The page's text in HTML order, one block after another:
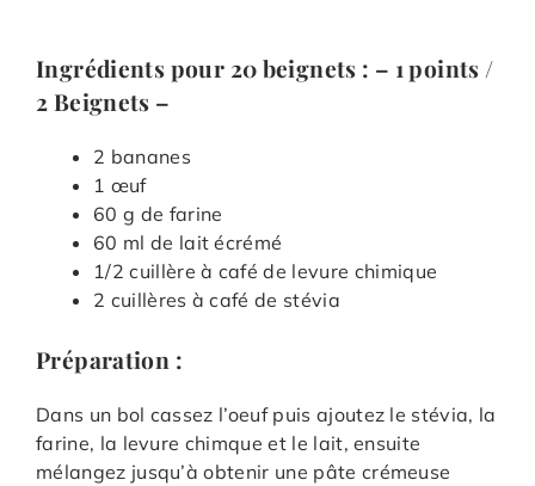
Ingrédients pour 20 beignets : – 1 points /
2 Beignets –
2 bananes
1 œuf
60 g de farine
60 ml de lait écrémé
1/2 cuillère à café de levure chimique
2 cuillères à café de stévia
Préparation :
Dans un bol cassez l’oeuf puis ajoutez le stévia, la
farine, la levure chimque et le lait, ensuite
mélangez jusqu’à obtenir une pâte crémeuse